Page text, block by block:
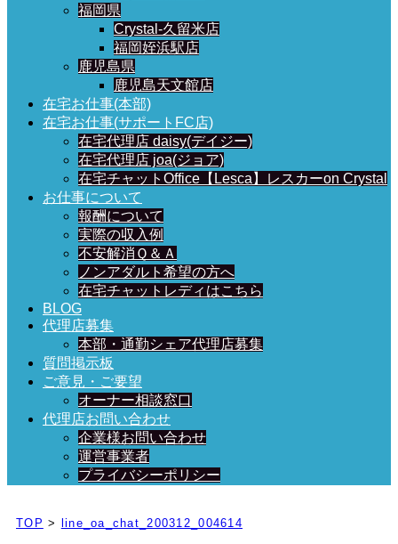
福岡県
Crystal-久留米店
福岡姪浜駅店
鹿児島県
鹿児島天文館店
在宅お仕事(本部)
在宅お仕事(サポートFC店)
在宅代理店 daisy(デイジー)
在宅代理店 joa(ジョア)
在宅チャットOffice【Lesca】レスカーon Crystal
お仕事について
報酬について
実際の収入例
不安解消Ｑ＆Ａ
ノンアダルト希望の方へ
在宅チャットレディはこちら
BLOG
代理店募集
本部・通勤シェア代理店募集
質問掲示板
ご意見・ご要望
オーナー相談窓口
代理店お問い合わせ
企業様お問い合わせ
運営事業者
プライバシーポリシー
TOP > line_oa_chat_200312_004614